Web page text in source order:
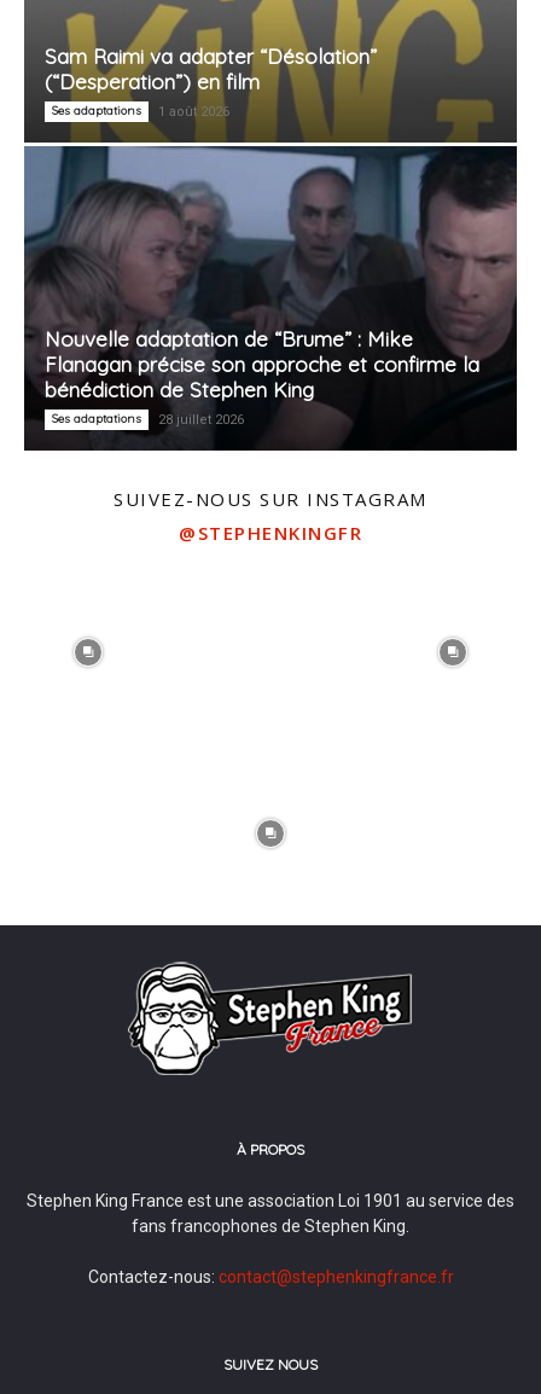
Sam Raimi va adapter “Désolation”
(“Desperation”) en film
Ses adaptations 1 août 2026
Nouvelle adaptation de “Brume” : Mike
Flanagan précise son approche et confirme la
bénédiction de Stephen King
Ses adaptations 28 juillet 2026
SUIVEZ-NOUS SUR INSTAGRAM
@STEPHENKINGFR
À PROPOS
Stephen King France est une association Loi 1901 au service des
fans francophones de Stephen King.
Contactez-nous: contact@stephenkingfrance.fr
SUIVEZ NOUS